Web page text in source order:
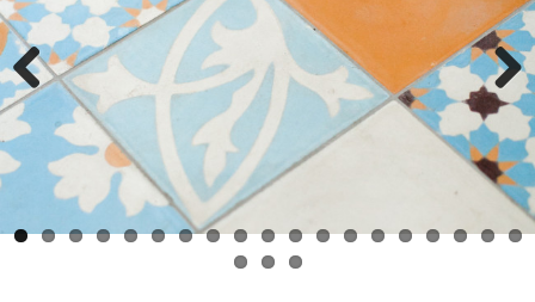
Previous Next